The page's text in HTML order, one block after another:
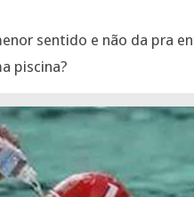
sentido e não da pra
piscina?